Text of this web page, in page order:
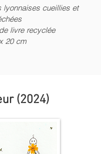
cueillies et
livre recyclée
20 cm
(2024)